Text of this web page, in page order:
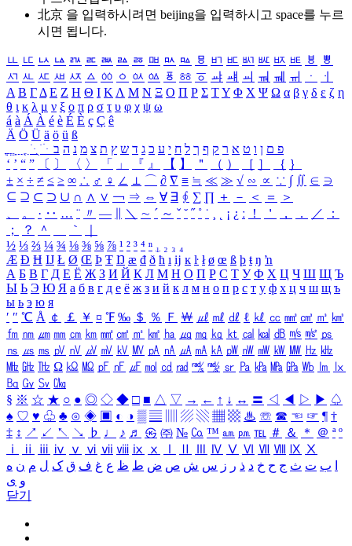
北京 을 입력하시려면 beijing을 입력하시고 space를 누르
시면 됩니다.
ㅥ ㅦ ㅧ ㅨ ㅩ ㅪ ㅫ ㅬ ㅭ ㅮ ㅯ ㅰ ㅱ ㅲ ㅳ ㅴ ㅵ ㅶ ㅷ ㅸ
ㅹ
ㅺ ㅻ ㅼ ㅽ ㅾ ㅿ ㆀ ㆁ ㆂ ㆃ ㆄ ㆅ ㆆ ㆇ ㆈ ㆉ ㆊ ㆋ ㆌ ㆍ
ㆎ
Α Β ΓΔ Ε Ζ Η Θ Ι ΚΛ Μ Ν Ξ Ο Π Ρ Σ ΤΥ Φ Χ Ψ Ω α β γ δ ε ζ η
θ ι κ λ μ ν ξ ο π ρ σ τ υ φ χ ψ ω
á à Á À é è É È ç Ç ê
Ä Ö Ü ä ö ü ß
ִֶֹ ֻּ ׁׂ פ ם ן ו ט א ר ק ף ך ל ח י ע כ ג ד ש ץ ת צ מ נ ה ב
‘ ’ “ ” 〔 〕 〈 〉 「 」 『 』 【 】 ＂ （ ） ［ ］ ｛ ｝
± × ÷ ≠ ≤ ≥ ∞ ∴ ♂ ♀ ∠ ⊥ ⌒ ∂ ∇ ≡ ≒ ≪ ≫ √ ∽ ∝ ∵ ∫ ∬ ∈ ∋
⊆ ⊇ ⊂ ⊃ ∪ ∩ ∧ ∨ ￢ ⇒ ⇔ ∀ ∃ ∮ ∑ ∏ ＋ － ＜ ＝
＞
、
。 · ‥ … ¨ 〃 ― ＼ ∼ ´ ～ ˇ ˘ ˝ ˚ ˙ ¸ ¡ ¿ ː ！ ＇ ， ． ／
：
；
？ ＾ ｀
½ ⅓ ⅔ ¼ ¾ ⅛ ⅜ ⅝ ⅞ ¹ ² ³ ⁴ ⁿ ₁ ₂ ₃ ₄
Æ Ð Ħ Ĳ Ł Ø Œ Þ Ŧ Ŋ æ đ ð ħ ı ĳ ĸ ŀ ł ø œ ß þ ŧ ŋ ŉ
А Б В Г Д Е Ё Ж З И Й К Л М Н О П Р С Т У Ф Х Ц Ч Ш Щ Ъ
Ы Ь Э Ю Я а б в г д е ё ж з и й к л м н о п р с т у ф х ц ч ш щ ъ
ы ь э ю я
′ ″ ℃ Å ￠ ￡ ￥ ¤ ℉ ‰ ＄ ％ Ｆ ￦ ㎕ ㎖ ㎗ ℓ ㎘ ㏄ ㎣ ㎤ ㎥ ㎦
㎙ ㎚ ㎛ ㎜ ㎝ ㎞ ㎟ ㎠ ㎡ ㎢ ㏊ ㎍ ㎎ ㎏ ㏏ ㎈ ㎉ ㏈ ㎧ ㎨ ㎰
㎱ ㎲ ㎳ ㎴ ㎵ ㎶ ㎷ ㎸ ㎹ ㎀ ㎁ ㎂ ㎃ ㎄ ㎺ ㎻ ㎽ ㎾ ㎿ ㎐ ㎑
㎒ ㎓ ㎔ Ω ㏀ ㏁ ㎊ ㎋ ㎌ ㏖ ㏅ ㎭ ㎮ ㎯ ㏛ ㎩ ㎪ ㎫ ㎬ ㏝ ㏐
㏓
㏃ ㏉ ㏜ ㏆
§ ※ ☆ ★ ○ ● ◎ ◇ ◆ □ ■ △ ▽ → ← ↑ ↓ ↔ 〓 ◁ ◀ ▷ ▶ ♤
♠ ♡ ♥ ♧ ♣ ⊙ ◈ ▣ ◐ ◑ ▒ ▤ ▨ ▧ ▦ ▩ ♨ ☏ ☎ ☜ ☞ ¶ †
‡ ↕ ↗ ↙ ↖ ↘ ♭ ♩ ♪ ♬ ㉿ ㈜ № ㏇ ™ ㏂ ㏘ ℡ ＃ ＆ ＊ ＠ ª º
ⅰ
ⅱ ⅲ ⅳ ⅴ ⅵ ⅶ ⅷ ⅸ ⅹ Ⅳ Ⅴ Ⅵ Ⅶ Ⅷ Ⅸ Ⅹ
ب ت ث ج ح خ د ذ ر ز س ش ص ض ط ظ ع غ ف ق ک ل م ن ه
و ی
닫기